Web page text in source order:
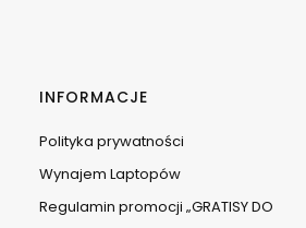
INFORMACJE
Polityka prywatności
Wynajem Laptopów
Regulamin promocji „GRATISY DO